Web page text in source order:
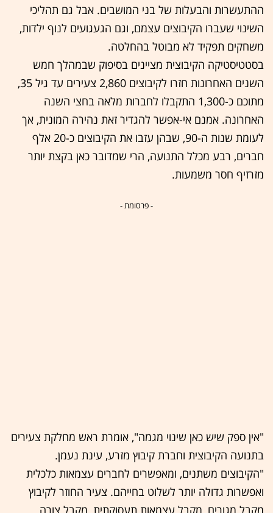
ההתעשרות והבעלות של בני המושבים. אבל גם תהליכי
השינוי שעברו הקיבוצים עצמם, וגם הגעגועים לנוף ילדות,
משחקים תפקיד לא מבוטל בהחלטה.
בסטטיסטיקה הקיבוצית מציינים בסיפוק שבמהלך חמש
השנים האחרונות חזרו לקיבוצים 2,860 צעירים עד גיל 35,
מתוכם כ-1,300 התקבלו לחברות מלאה בחצי השנה
האחרונה. אמנם אי-אפשר להגדיר זאת נהירה המונית, אך
לעומת שנות ה-90, שבהן עזבו את הקיבוצים כ-20 אלף
חברים, רבע מכלל התנועה, הרי שמדובר כאן בקצת יותר
מזרזיף חסר משמעות.
- פרסומת -
"אין ספק שיש כאן שינוי מגמה", אומרת ראש מחלקת צעירים
בתנועה הקיבוצית וחברת קיבוץ מזרע, עינת נעמן.
"הקיבוצים משתנים, ומאפשרים לחברים עצמאות כלכלית
ואפשרות גדולה יותר לשלוט בחייהם. צעיר החוזר לקיבוץ
מקבל מגורים, מקבל עצמאות תעסוקתית, מקבל צורה